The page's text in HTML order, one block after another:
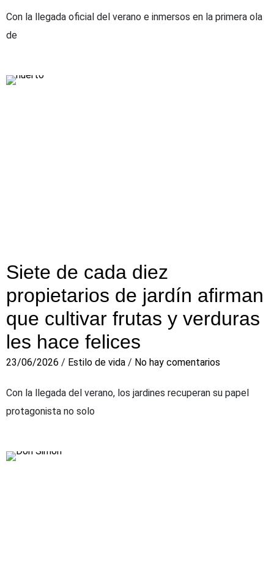
Con la llegada oficial del verano e inmersos en la primera ola
de
Siete de cada diez
propietarios de jardín afirman
que cultivar frutas y verduras
les hace felices
23/06/2026 / Estilo de vida / No hay comentarios
Con la llegada del verano, los jardines recuperan su papel
protagonista no solo